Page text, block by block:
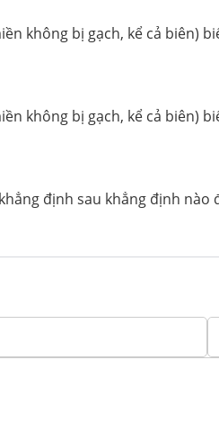
không bị gạch, kể cả biên)
không bị gạch, kể cả
định sau khẳng định nào